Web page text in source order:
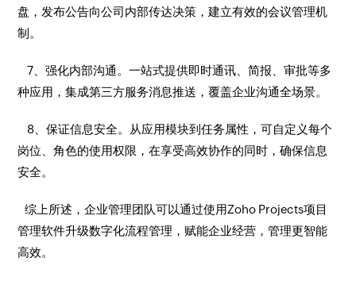
盘，发布公告向公司内部传达决策，建立有效的会议管理机
制。
7、强化内部沟通。一站式提供即时通讯、简报、审批等多
种应用，集成第三方服务消息推送，覆盖企业沟通全场景。
8、保证信息安全。从应用模块到任务属性，可自定义每个
岗位、角色的使用权限，在享受高效协作的同时，确保信息
安全。
综上所述，企业管理团队可以通过使用Zoho Projects项目
管理软件升级数字化流程管理，赋能企业经营，管理更智能
高效。